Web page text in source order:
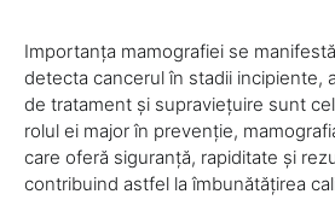
Importanța mamografiei se
detecta cancerul în stadii incipiente,
de tratament și supraviețuire sunt
rolul ei major în prevenție,
care oferă siguranță, rapiditate și
contribuind astfel la îmbunătățirea